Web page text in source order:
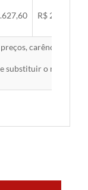
R$ 2.707,76
carências,
substituir o material